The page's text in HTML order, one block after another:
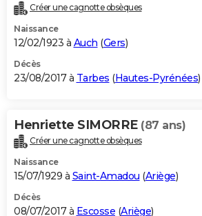
Créer une cagnotte obsèques
Naissance
12/02/1923 à Auch (Gers)
Décès
23/08/2017 à Tarbes (Hautes-Pyrénées)
Henriette SIMORRE (87 ans)
Créer une cagnotte obsèques
Naissance
15/07/1929 à Saint-Amadou (Ariège)
Décès
08/07/2017 à Escosse (Ariège)